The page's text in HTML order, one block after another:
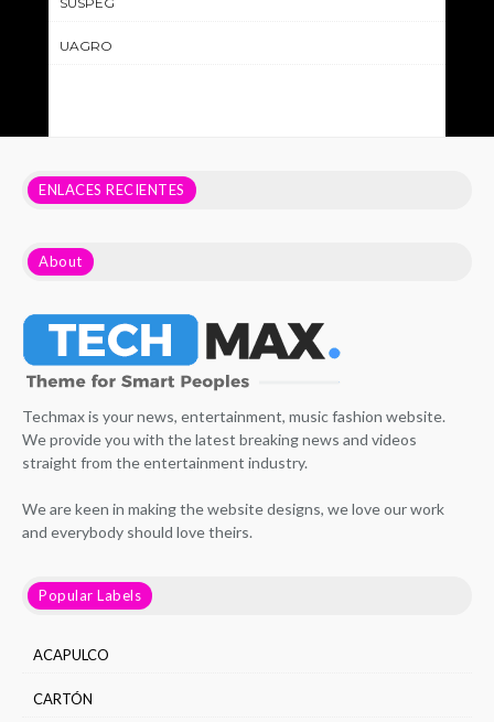
UAGRO
ENLACES RECIENTES
About
Techmax is your news, entertainment, music fashion website.
We provide you with the latest breaking news and videos
straight from the entertainment industry.
We are keen in making the website designs, we love our work
and everybody should love theirs.
Popular Labels
ACAPULCO
CARTÓN